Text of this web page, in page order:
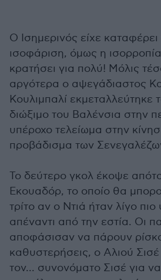
Ο Ισημερινός είχε
ισοφάριση, όμως η
κρατήσει για πολύ! Μόλις
αργότερα ο αψεγάδιαστος
Κουλιμπαλί εκμεταλλεύτηκε
διώξιμο του Βαλένσια στην
υπέροχο τελείωμα στην
προβάδισμα των
Το δεύτερο γκολ έκοψε
Εκουαδόρ, το οποίο θα
τρίτο αν ο Ντιά ήταν λίγο
απέναντι από την εστία. Οι
αποφάσισαν να πάρουν
καθυστερήσεις, ο Αλιού
τον... συνονόματο Σισέ για